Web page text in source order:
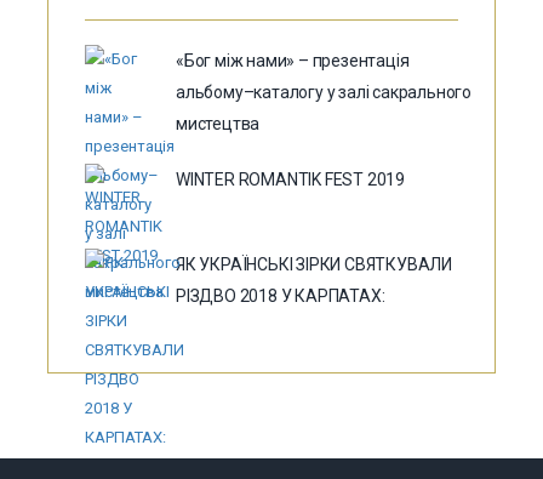
«Бог між нами» – презентація
альбому–каталогу у залі сакрального
мистецтва
WINTER ROMANTIK FEST 2019
ЯК УКРАЇНСЬКІ ЗІРКИ СВЯТКУВАЛИ
РІЗДВО 2018 У КАРПАТАХ: